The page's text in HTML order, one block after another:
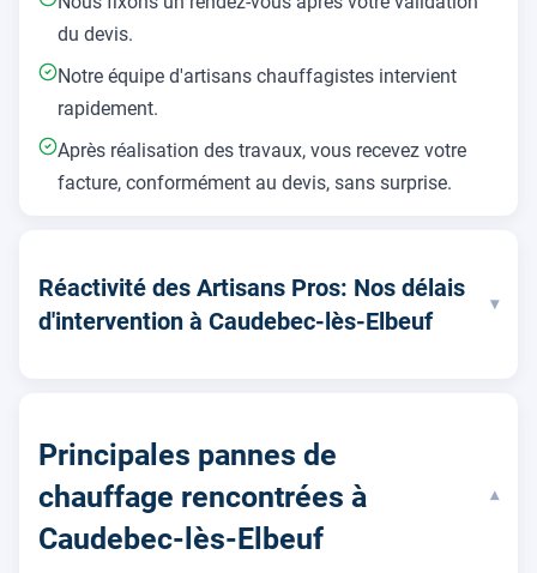
du devis.
Notre équipe d'artisans chauffagistes intervient
rapidement.
Après réalisation des travaux, vous recevez votre
facture, conformément au devis, sans surprise.
Réactivité des Artisans Pros: Nos délais
d'intervention à Caudebec-lès-Elbeuf
▾
Principales pannes de
chauffage rencontrées à
Caudebec-lès-Elbeuf
▾